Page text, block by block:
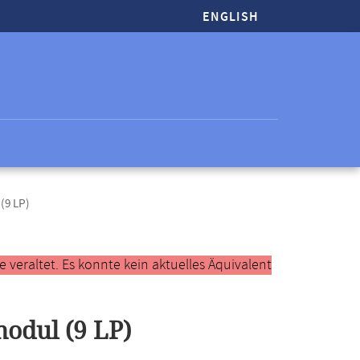
ENGLISH
LP)
veraltet. Es konnte kein aktuelles Äquivalent
(9 LP)